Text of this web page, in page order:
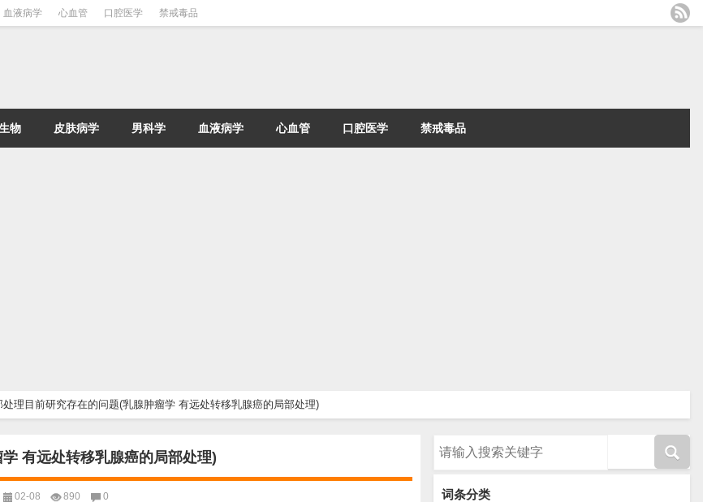
血液病学 心血管 口腔医学 禁戒毒品
物 皮肤病学 男科学 血液病学 心血管 口腔医学 禁戒毒品
理目前研究存在的问题(乳腺肿瘤学 有远处转移乳腺癌的局部处理)
词条分类
有远处转移乳腺癌的局部处理)
02-08 890 0